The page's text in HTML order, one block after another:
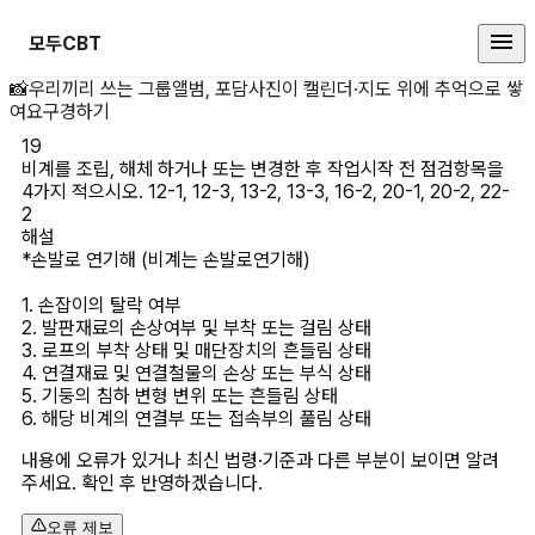
모두CBT
비계를 조립, 해체 하거나 또는 변
📸우리끼리 쓰는 그룹앨범, 포담사진이 캘린더·지도 위에 추억으로 쌓
여요구경하기
19
비계를 조립, 해체 하거나 또는 변경한 후 작업시작 전 점검항목을
4가지 적으시오. 12-1, 12-3, 13-2, 13-3, 16-2, 20-1, 20-2, 22-
2
해설
*손발로 연기해 (비계는 손발로연기해)
1. 손잡이의 탈락 여부
2. 발판재료의 손상여부 및 부착 또는 걸림 상태
3. 로프의 부착 상태 및 매단장치의 흔들림 상태
4. 연결재료 및 연결철물의 손상 또는 부식 상태
5. 기둥의 침하 변형 변위 또는 흔들림 상태
6. 해당 비계의 연결부 또는 접속부의 풀림 상태
내용에 오류가 있거나 최신 법령·기준과 다른 부분이 보이면 알려
주세요. 확인 후 반영하겠습니다.
오류 제보